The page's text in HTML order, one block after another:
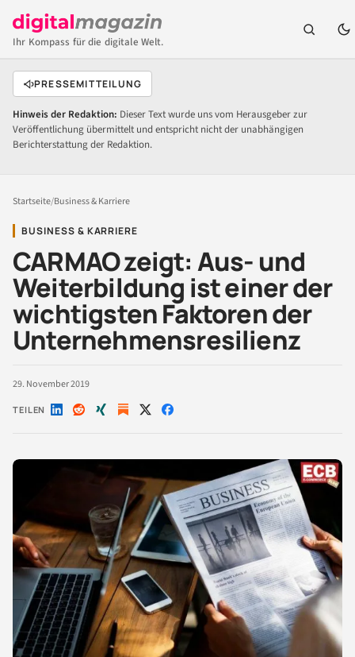
Ihr Kompass für die digitale Welt.
PRESSEMITTEILUNG
Hinweis der Redaktion: Dieser Text wurde uns vom Herausgeber zur
Veröffentlichung übermittelt und entspricht nicht der unabhängigen
Berichterstattung der Redaktion.
Startseite/Business & Karriere
BUSINESS & KARRIERE
CARMAO zeigt: Aus- und
Weiterbildung ist einer der
wichtigsten Faktoren der
Unternehmensresilienz
29. November 2019
TEILEN Auf Auf Auf Auf Auf